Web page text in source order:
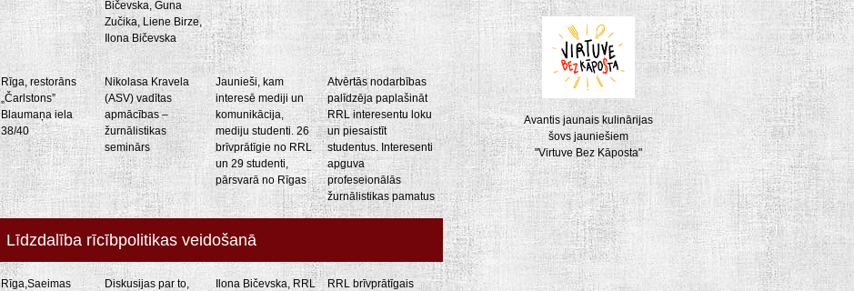
Avantis jaunais kulinārijas
šovs jauniešiem
"Virtuve Bez Kāposta"
Bičevska, Guna
Zučika, Liene Birze,
Ilona Bičevska
Rīga, restorāns
„Čarlstons”
Blaumaņa iela
38/40
Nikolasa Kravela
(ASV) vadītas
apmācības –
žurnālistikas
seminārs
Jaunieši, kam
interesē mediji un
komunikācija,
mediju studenti. 26
brīvprātīgie no RRL
un 29 studenti,
pārsvarā no Rīgas
Atvērtās nodarbības
palīdzēja paplašināt
RRL interesentu loku
un piesaistīt
studentus. Interesenti
apguva
profeseionālās
žurnālistikas pamatus
Līdzdalība rīcībpolitikas veidošanā
Rīga,Saeimas
Diskusijas par to,
Ilona Bičevska, RRL
RRL brīvprātīgais